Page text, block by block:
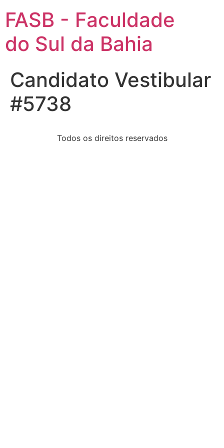
FASB - Faculdade
do Sul da Bahia
Candidato Vestibular
#5738
Todos os direitos reservados